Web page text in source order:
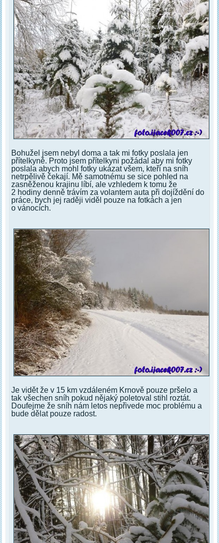
Bohužel jsem nebyl doma a tak mi fotky poslala jen
přítelkyně. Proto jsem přítelkyni požádal aby mi fotky
poslala abych mohl fotky ukázat všem, kteří na sníh
netrpělivě čekají. Mě samotnému se sice pohled na
zasněženou krajinu líbí, ale vzhledem k tomu že
2 hodiny denně trávím za volantem auta při dojíždění do
práce, bych jej raději viděl pouze na fotkách a jen
o vánocích.
Je vidět že v 15 km vzdáleném Krnově pouze pršelo a
tak všechen sníh pokud nějaký poletoval stihl roztát.
Doufejme že sníh nám letos nepřivede moc problému a
bude dělat pouze radost.